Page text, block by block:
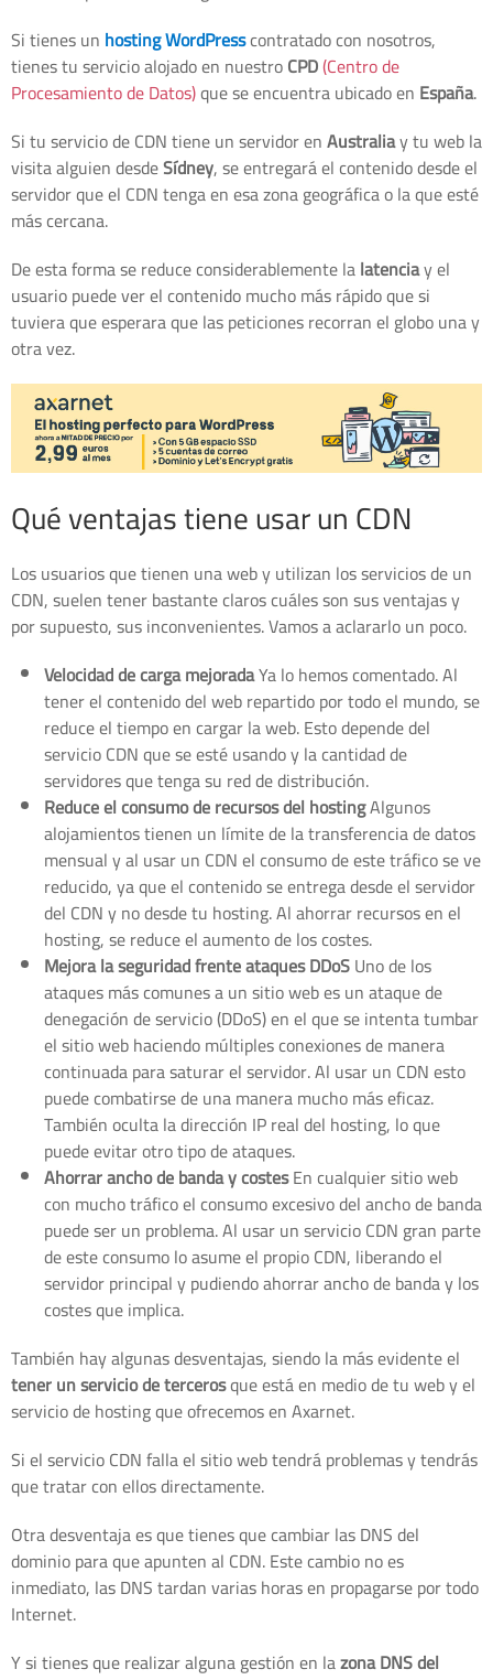
Si tienes un hosting WordPresscontratado con nosotros,
tienes tu servicio alojado en nuestroCPD(Centro de
Procesamiento de Datos)que se encuentra ubicado en España.
Si tu servicio de CDN tiene un servidor enAustraliay tu web la
visita alguien desdeSídney, se entregará el contenido desde el
servidor que el CDN tenga en esa zona geográfica o la que esté
más cercana.
De esta forma se reduce considerablemente lalatenciay el
usuario puede ver el contenido mucho más rápido que si
tuviera que esperara que las peticiones recorran el globo una y
otra vez.
Qué ventajas tiene usar un CDN
Los usuarios que tienen una web y utilizan los servicios de un
CDN, suelen tener bastante claros cuáles son sus ventajas y
por supuesto, sus inconvenientes. Vamos a aclararlo un poco.
Velocidad de carga mejoradaYa lo hemos comentado. Al
tener el contenido del web repartido por todo el mundo, se
reduce el tiempo en cargar la web. Esto depende del
servicio CDN que se esté usando y la cantidad de
servidores que tenga su red de distribución.
Reduce el consumo de recursos del hostingAlgunos
alojamientos tienen un límite de la transferencia de datos
mensual y al usar un CDN el consumo de este tráfico se ve
reducido, ya que el contenido se entrega desde el servidor
del CDN y no desde tu hosting. Al ahorrar recursos en el
hosting, se reduce el aumento de los costes.
Mejora la seguridad frente ataques DDoSUno de los
ataques más comunes a un sitio web es un ataque de
denegación de servicio (DDoS) en el que se intenta tumbar
el sitio web haciendo múltiples conexiones de manera
continuada para saturar el servidor. Al usar un CDN esto
puede combatirse de una manera mucho más eficaz.
También oculta la dirección IP real del hosting, lo que
puede evitar otro tipo de ataques.
Ahorrar ancho de banda y costesEn cualquier sitio web
con mucho tráfico el consumo excesivo del ancho de banda
puede ser un problema. Al usar un servicio CDN gran parte
de este consumo lo asume el propio CDN, liberando el
servidor principal y pudiendo ahorrar ancho de banda y los
costes que implica.
También hay algunas desventajas, siendo la más evidente el
tener un servicio de tercerosque está en medio de tu web y el
servicio de hosting que ofrecemos en Axarnet.
Si el servicio CDN falla el sitio web tendrá problemas y tendrás
que tratar con ellos directamente.
Otra desventaja es que tienes que cambiar las DNS del
dominio para que apunten al CDN. Este cambio no es
inmediato, las DNS tardan varias horas en propagarse por todo
Internet.
Y si tienes que realizar alguna gestión en lazona DNS del